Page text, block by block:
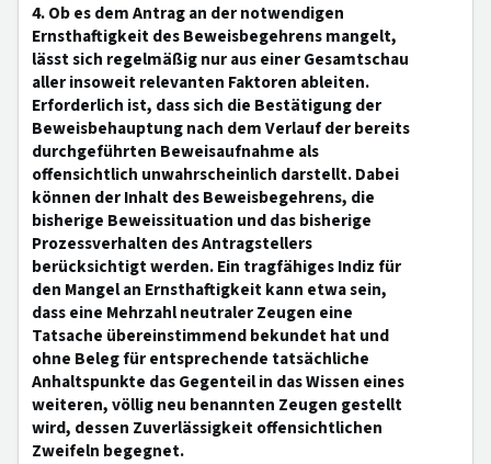
4. Ob es dem Antrag an der notwendigen
Ernsthaftigkeit des Beweisbegehrens mangelt,
lässt sich regelmäßig nur aus einer Gesamtschau
aller insoweit relevanten Faktoren ableiten.
Erforderlich ist, dass sich die Bestätigung der
Beweisbehauptung nach dem Verlauf der bereits
durchgeführten Beweisaufnahme als
offensichtlich unwahrscheinlich darstellt. Dabei
können der Inhalt des Beweisbegehrens, die
bisherige Beweissituation und das bisherige
Prozessverhalten des Antragstellers
berücksichtigt werden. Ein tragfähiges Indiz für
den Mangel an Ernsthaftigkeit kann etwa sein,
dass eine Mehrzahl neutraler Zeugen eine
Tatsache übereinstimmend bekundet hat und
ohne Beleg für entsprechende tatsächliche
Anhaltspunkte das Gegenteil in das Wissen eines
weiteren, völlig neu benannten Zeugen gestellt
wird, dessen Zuverlässigkeit offensichtlichen
Zweifeln begegnet.